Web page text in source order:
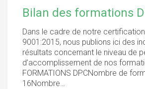
Bilan des formations
Dans le cadre de notre certification
9001:2015, nous publions ici des
résultats concernant le niveau de
d’accomplissement de nos
FORMATIONS DPCNombre de
16Nombre…